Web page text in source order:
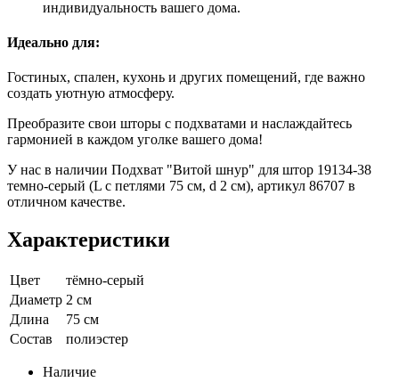
индивидуальность вашего дома.
Идеально для:
Гостиных, спален, кухонь и других помещений, где важно
создать уютную атмосферу.
Преобразите свои шторы с подхватами и наслаждайтесь
гармонией в каждом уголке вашего дома!
У нас в наличии Подхват "Витой шнур" для штор 19134-38
темно-серый (L с петлями 75 см, d 2 см), артикул 86707 в
отличном качестве.
Характеристики
Цвет
тёмно-серый
Диаметр 2 см
Длина
75 см
Состав
полиэстер
Наличие